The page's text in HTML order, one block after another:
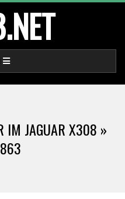
IM JAGUAR X308 »